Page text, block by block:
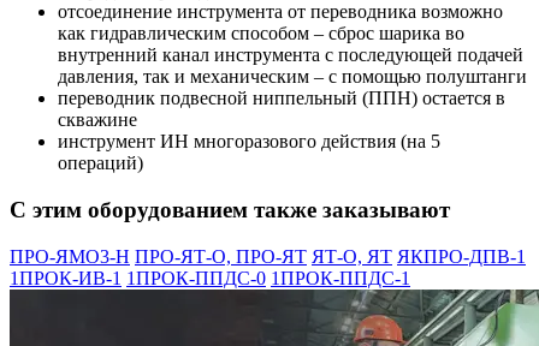
отсоединение инструмента от переводника возможно
как гидравлическим способом – сброс шарика во
внутренний канал инструмента с последующей подачей
давления, так и механическим – с помощью полуштанги
переводник подвесной ниппельный (ППН) остается в
скважине
инструмент ИН многоразового действия (на 5
операций)
С этим оборудованием также заказывают
ПРО-ЯМО3-Н ПРО-ЯТ-О, ПРО-ЯТ ЯТ-О, ЯТ ЯКПРО-ДПВ-1
1ПРОК-ИВ-1 1ПРОК-ППДС-0 1ПРОК-ППДС-1